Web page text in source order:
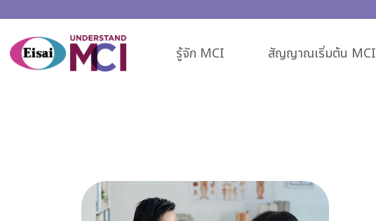
รู้จัก MCI สัญญาณเริ่มต้น MCI